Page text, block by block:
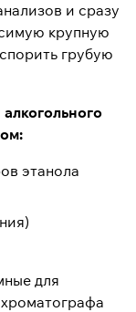
и сразу
крупную
грубую
этанола
для